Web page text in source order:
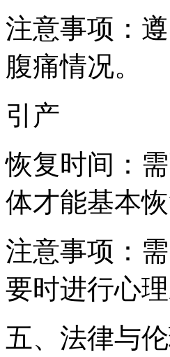
注意事项：
腹痛情况。
引产
恢复时间：
体才能基本恢
注意事项：
要时进行心理
五、法律与